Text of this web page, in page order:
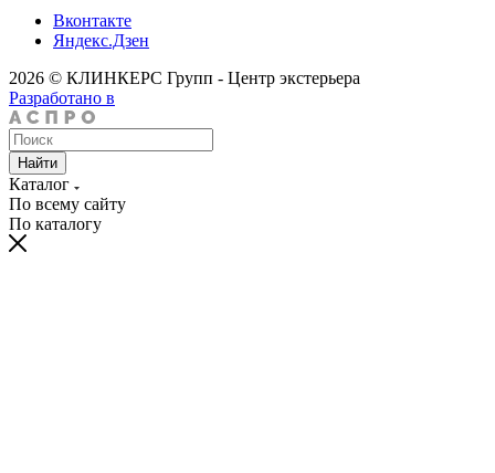
Вконтакте
Яндекс.Дзен
2026 © КЛИНКЕРС Групп - Центр экстерьера
Разработано в
Найти
Каталог
По всему сайту
По каталогу